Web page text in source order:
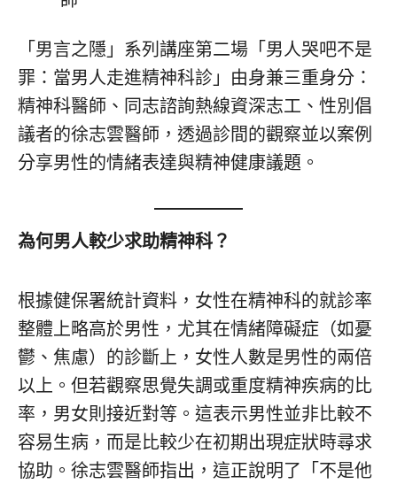
「男言之隱」系列講座第二場「男人哭吧不是
罪：當男人走進精神科診」由身兼三重身分：
精神科醫師、同志諮詢熱線資深志工、性別倡
議者的徐志雲醫師，透過診間的觀察並以案例
分享男性的情緒表達與精神健康議題。
為何男人較少求助精神科？
根據健保署統計資料，女性在精神科的就診率
整體上略高於男性，尤其在情緒障礙症（如憂
鬱、焦慮）的診斷上，女性人數是男性的兩倍
以上。但若觀察思覺失調或重度精神疾病的比
率，男女則接近對等。這表示男性並非比較不
容易生病，而是比較少在初期出現症狀時尋求
協助。徐志雲醫師指出，這正說明了「不是他